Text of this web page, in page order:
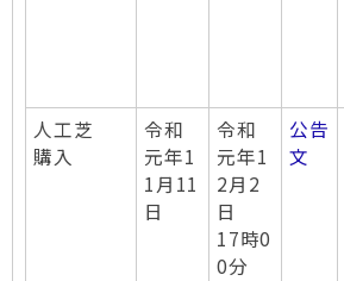
人工芝
購入
令和
元年1
1月11
日
令和
元年1
2月2
日
17時0
0分
公告
文